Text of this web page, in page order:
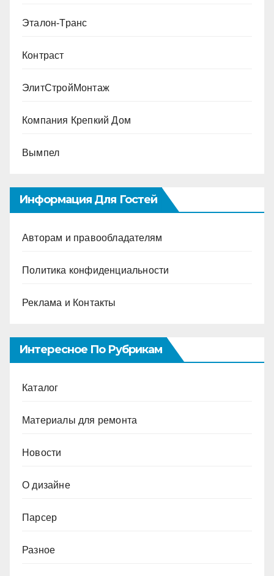
Эталон-Транс
Контраст
ЭлитСтройМонтаж
Компания Крепкий Дом
Вымпел
Информация Для Гостей
Авторам и правообладателям
Политика конфиденциальности
Реклама и Контакты
Интересное По Рубрикам
Каталог
Материалы для ремонта
Новости
О дизайне
Парсер
Разное